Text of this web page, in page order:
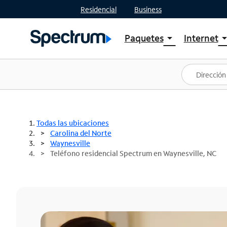
Residencial Business
Paquetesarrow_drop_down
Ver paquetes
Spectrum One
Mejores ofertas
Internetarrow_drop_down
Planes
Todas las ubicaciones
Carolina del Norte
Waynesville
Teléfono residencial Spectrum en Waynesville, NC